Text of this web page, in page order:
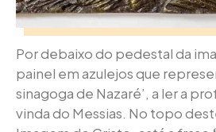
Por debaixo do pedestal da
painel em azulejos que
sinagoga de Nazaré’, a ler a
vinda do Messias. No topo